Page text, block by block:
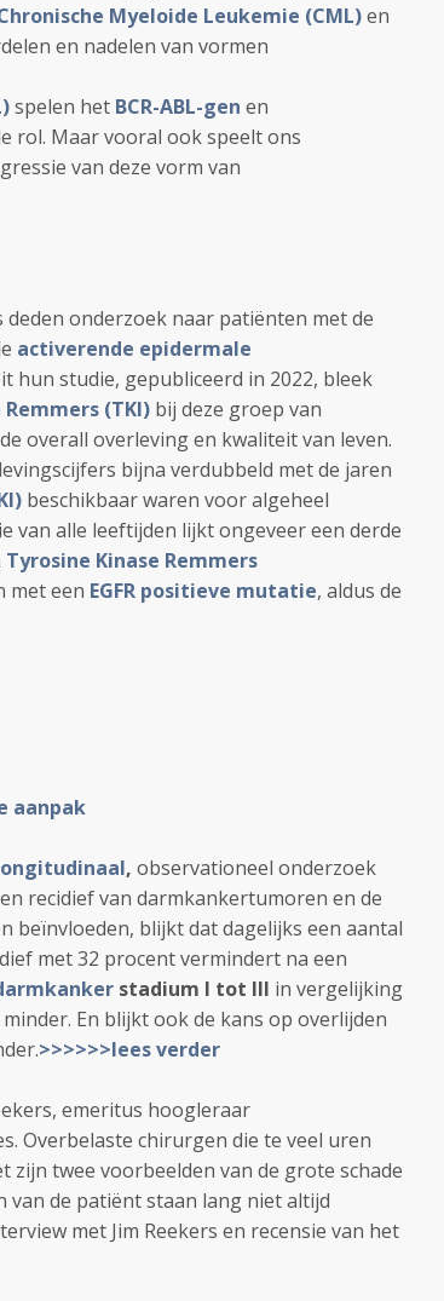
Myeloide Leukemie (CML)en
en nadelen van vormen
spelen het BCR-ABL-gen en
rol. Maar vooral ook speelt ons
van deze vorm van
deden onderzoek naar patiënten met de
activerende epidermale
hun studie, gepubliceerd in 2022, bleek
(TKI) bij deze groep van
overall overleving en kwaliteit van leven.
bijna verdubbeld met de jaren
beschikbaar waren voor algeheel
van alle leeftijden lijkt ongeveer een derde
Tyrosine Kinase Remmers
met een EGFR positieve mutatie, aldus de
aanpak
, observationeel onderzoek
recidief van darmkankertumoren en de
beïnvloeden, blijkt dat dagelijks een aantal
met 32 procent vermindert na een
stadium I tot III in vergelijking
En blijkt ook de kans op overlijden
>>>>>>lees verder
emeritus hoogleraar
Overbelaste chirurgen die te veel uren
zijn twee voorbeelden van de grote schade
de patiënt staan lang niet altijd
met Jim Reekers en recensie van het